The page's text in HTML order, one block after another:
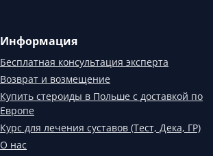
Информация
Бесплатная консультация эксперта
Возврат и возмещение
Купить стероиды в Польше с доставкой по
Европе
Курс для лечения суставов (Тест, Дека, ГР)
О нас